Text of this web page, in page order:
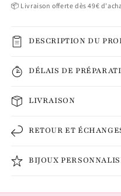
📦 Livraison offerte dès 49€
DESCRIPTION DU
DÉLAIS DE
LIVRAISON
RETOUR ET
BIJOUX